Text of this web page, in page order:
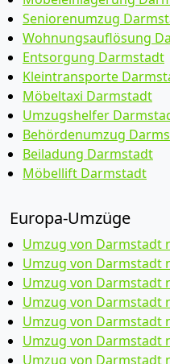
Seniorenumzug
Wohnungsauflösung
Entsorgung Darmstadt
Kleintransporte
Möbeltaxi Darmstadt
Umzugshelfer
Behördenumzug
Beiladung Darmstadt
Möbellift Darmstadt
Europa-Umzüge
Umzug von Darmstadt
Umzug von Darmstadt
Umzug von Darmstadt
Umzug von Darmstadt
Umzug von Darmstadt
Umzug von Darmstadt
Umzug von Darmstadt